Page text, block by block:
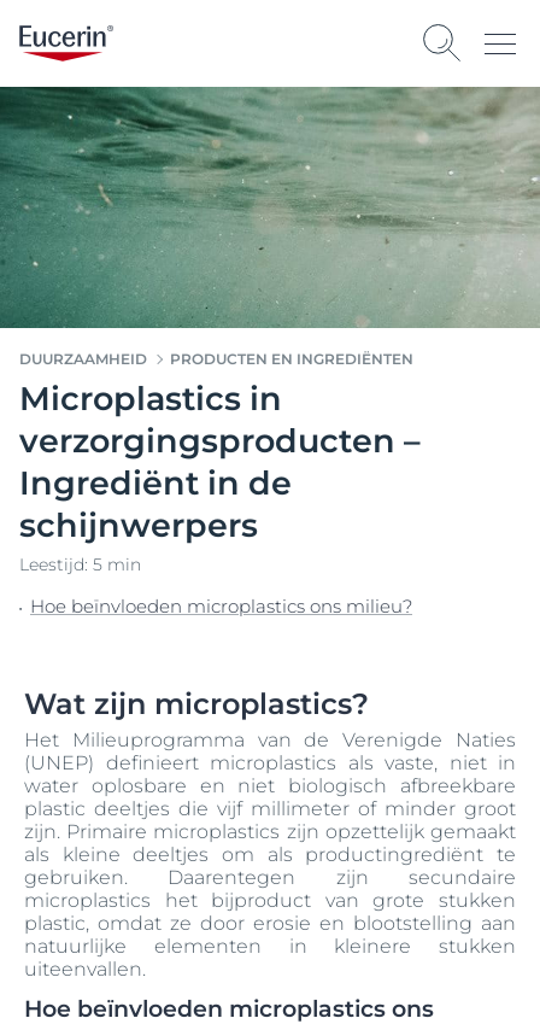
DUURZAAMHEID PRODUCTEN EN INGREDIËNTEN
Microplastics in
verzorgingsproducten –
Ingrediënt in de
schijnwerpers
Leestijd: 5 min
Hoe beïnvloeden microplastics ons milieu?
Wat zijn microplastics?
Het Milieuprogramma van de Verenigde Naties
(UNEP) definieert microplastics als vaste, niet in
water oplosbare en niet biologisch afbreekbare
plastic deeltjes die vijf millimeter of minder groot
zijn. Primaire microplastics zijn opzettelijk gemaakt
als kleine deeltjes om als productingrediënt te
gebruiken. Daarentegen zijn secundaire
microplastics het bijproduct van grote stukken
plastic, omdat ze door erosie en blootstelling aan
natuurlijke elementen in kleinere stukken
uiteenvallen.
Hoe beïnvloeden microplastics ons